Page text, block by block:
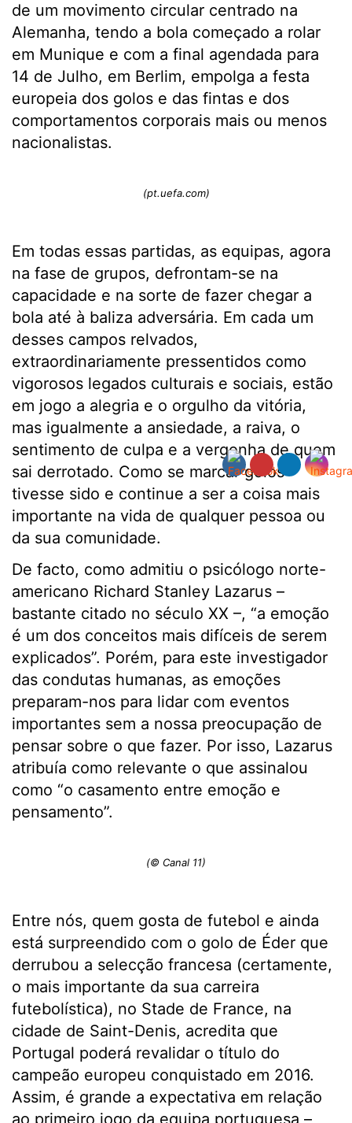
de um movimento circular centrado na
Alemanha, tendo a bola começado a rolar
em Munique e com a final agendada para
14 de Julho, em Berlim, empolga a festa
europeia dos golos e das fintas e dos
comportamentos corporais mais ou menos
nacionalistas.
(pt.uefa.com)
Em todas essas partidas, as equipas, agora
na fase de grupos, defrontam-se na
capacidade e na sorte de fazer chegar a
bola até à baliza adversária. Em cada um
desses campos relvados,
extraordinariamente pressentidos como
vigorosos legados culturais e sociais, estão
em jogo a alegria e o orgulho da vitória,
mas igualmente a ansiedade, a raiva, o
sentimento de culpa e a vergonha de quem
sai derrotado. Como se marcar golos
tivesse sido e continue a ser a coisa mais
importante na vida de qualquer pessoa ou
da sua comunidade.
De facto, como admitiu o psicólogo norte-
americano Richard Stanley Lazarus –
bastante citado no século XX –, “a emoção
é um dos conceitos mais difíceis de serem
explicados”. Porém, para este investigador
das condutas humanas, as emoções
preparam-nos para lidar com eventos
importantes sem a nossa preocupação de
pensar sobre o que fazer. Por isso, Lazarus
atribuía como relevante o que assinalou
como “o casamento entre emoção e
pensamento”.
(© Canal 11)
Entre nós, quem gosta de futebol e ainda
está surpreendido com o golo de Éder que
derrubou a selecção francesa (certamente,
o mais importante da sua carreira
futebolística), no Stade de France, na
cidade de Saint-Denis, acredita que
Portugal poderá revalidar o título do
campeão europeu conquistado em 2016.
Assim, é grande a expectativa em relação
ao primeiro jogo da equipa portuguesa –